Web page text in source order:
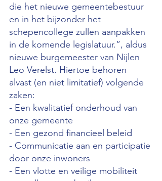
die het nieuwe gemeentebestuur
en in het bijzonder het
schepencollege zullen aanpakken
in de komende legislatuur.”, aldus
nieuwe burgemeester van Nijlen
Leo Verelst. Hiertoe behoren
alvast (en niet limitatief) volgende
zaken:
- Een kwalitatief onderhoud van
onze gemeente
- Een gezond financieel beleid
- Communicatie aan en participatie
door onze inwoners
- Een vlotte en veilige mobiliteit